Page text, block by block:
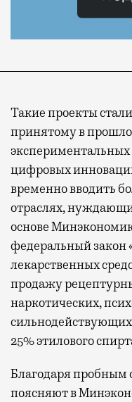
Такие проекты
принятому в
цифровых
временно вводить
отраслях,
основе
федеральный закон
лекарственных
продажу
наркотических,
25% этилового
Благодаря
поясняют в